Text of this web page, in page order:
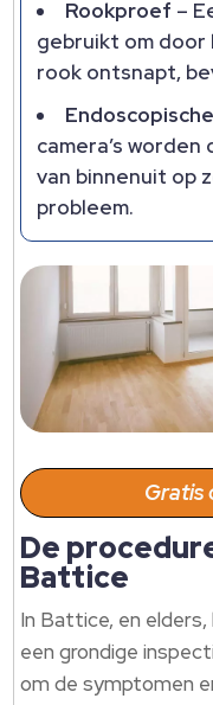
Rookproef –
gebruikt om door
rook ontsnapt,
camera’s
van binnenuit op
probleem.
Gratis
De
Battice
In Battice, en
een grondige
om de symptomen